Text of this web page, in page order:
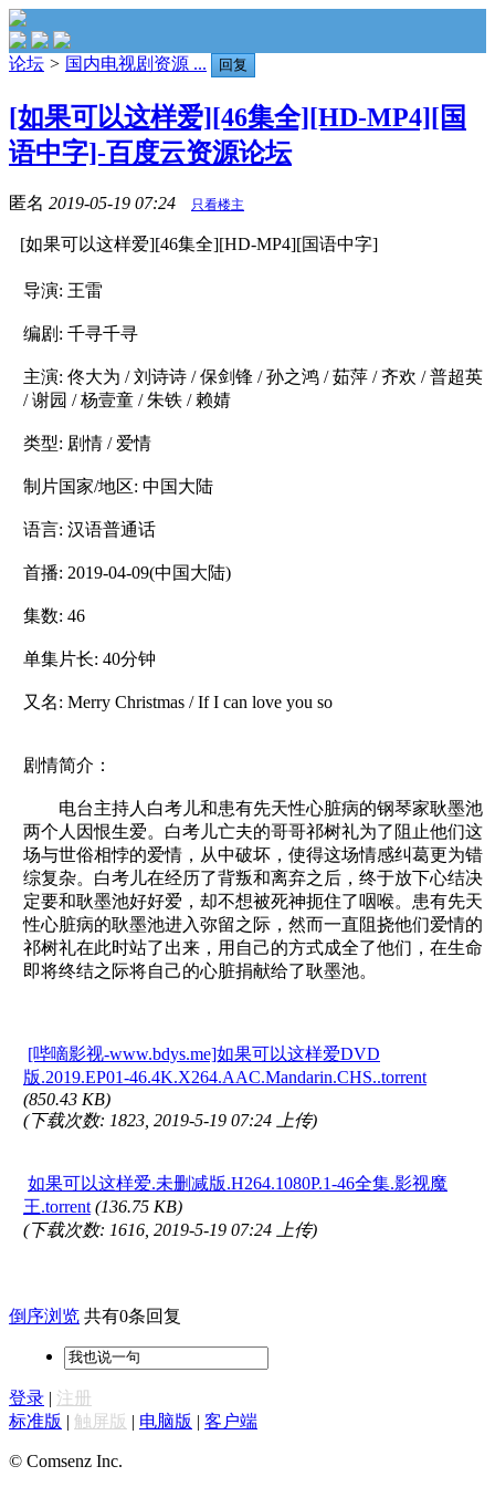
论坛 > 国内电视剧资源 ... 回复
[如果可以这样爱][46集全][HD-MP4][国
语中字]-百度云资源论坛
匿名 2019-05-19 07:24 只看楼主
[如果可以这样爱][46集全][HD-MP4][国语中字]
导演: 王雷
编剧: 千寻千寻
主演: 佟大为 / 刘诗诗 / 保剑锋 / 孙之鸿 / 茹萍 / 齐欢 / 普超英
/ 谢园 / 杨壹童 / 朱铁 / 赖婧
类型: 剧情 / 爱情
制片国家/地区: 中国大陆
语言: 汉语普通话
首播: 2019-04-09(中国大陆)
集数: 46
单集片长: 40分钟
又名: Merry Christmas / If I can love you so
剧情简介：
电台主持人白考儿和患有先天性心脏病的钢琴家耿墨池
两个人因恨生爱。白考儿亡夫的哥哥祁树礼为了阻止他们这
场与世俗相悖的爱情，从中破坏，使得这场情感纠葛更为错
综复杂。白考儿在经历了背叛和离弃之后，终于放下心结决
定要和耿墨池好好爱，却不想被死神扼住了咽喉。患有先天
性心脏病的耿墨池进入弥留之际，然而一直阻挠他们爱情的
祁树礼在此时站了出来，用自己的方式成全了他们，在生命
即将终结之际将自己的心脏捐献给了耿墨池。
[哔嘀影视-www.bdys.me]如果可以这样爱DVD
版.2019.EP01-46.4K.X264.AAC.Mandarin.CHS..torrent
(850.43 KB)
(下载次数: 1823, 2019-5-19 07:24 上传)
如果可以这样爱.未删减版.H264.1080P.1-46全集.影视魔
王.torrent (136.75 KB)
(下载次数: 1616, 2019-5-19 07:24 上传)
倒序浏览 共有0条回复
登录 | 注册
标准版 | 触屏版 | 电脑版 | 客户端
© Comsenz Inc.